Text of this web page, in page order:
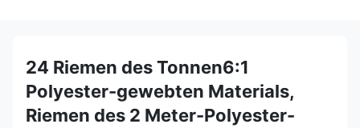
24 Riemen des Tonnen6:1
Polyester-gewebten Materials,
Riemen des 2 Meter-Polyester-